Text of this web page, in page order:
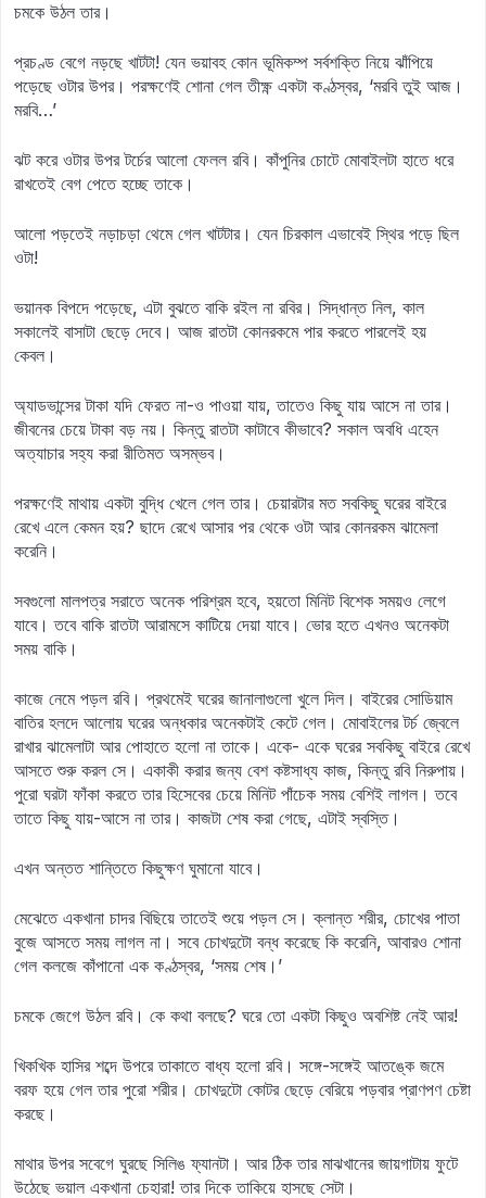
চমকে উঠল তার।
প্রচণ্ড বেগে নড়ছে খাটটা! যেন ভয়াবহ কোন ভূমিকম্প সর্বশক্তি নিয়ে ঝাঁপিয়ে
পড়েছে ওটার উপর। পরক্ষণেই শোনা গেল তীক্ষ্ণ একটা কণ্ঠস্বর, ‘মরবি তুই আজ।
মরবি…’
ঝট করে ওটার উপর টর্চের আলো ফেলল রবি। কাঁপুনির চোটে মোবাইলটা হাতে ধরে
রাখতেই বেগ পেতে হচ্ছে তাকে।
আলো পড়তেই নড়াচড়া থেমে গেল খাটটার। যেন চিরকাল এভাবেই স্থির পড়ে ছিল
ওটা!
ভয়ানক বিপদে পড়েছে, এটা বুঝতে বাকি রইল না রবির। সিদ্ধান্ত নিল, কাল
সকালেই বাসাটা ছেড়ে দেবে। আজ রাতটা কোনরকমে পার করতে পারলেই হয়
কেবল।
অ্যাডভান্সের টাকা যদি ফেরত না-ও পাওয়া যায়, তাতেও কিছু যায় আসে না তার।
জীবনের চেয়ে টাকা বড় নয়। কিন্তু রাতটা কাটাবে কীভাবে? সকাল অবধি এহেন
অত্যাচার সহ্য করা রীতিমত অসম্ভব।
পরক্ষণেই মাথায় একটা বুদ্ধি খেলে গেল তার। চেয়ারটার মত সবকিছু ঘরের বাইরে
রেখে এলে কেমন হয়? ছাদে রেখে আসার পর থেকে ওটা আর কোনরকম ঝামেলা
করেনি।
সবগুলো মালপত্র সরাতে অনেক পরিশ্রম হবে, হয়তো মিনিট বিশেক সময়ও লেগে
যাবে। তবে বাকি রাতটা আরামসে কাটিয়ে দেয়া যাবে। ভোর হতে এখনও অনেকটা
সময় বাকি।
কাজে নেমে পড়ল রবি। প্রথমেই ঘরের জানালাগুলো খুলে দিল। বাইরের সোডিয়াম
বাতির হলদে আলোয় ঘরের অন্ধকার অনেকটাই কেটে গেল। মোবাইলের টর্চ জ্বেলে
রাখার ঝামেলাটা আর পোহাতে হলো না তাকে। একে- একে ঘরের সবকিছু বাইরে রেখে
আসতে শুরু করল সে। একাকী করার জন্য বেশ কষ্টসাধ্য কাজ, কিন্তু রবি নিরুপায়।
পুরো ঘরটা ফাঁকা করতে তার হিসেবের চেয়ে মিনিট পাঁচেক সময় বেশিই লাগল। তবে
তাতে কিছু যায়-আসে না তার। কাজটা শেষ করা গেছে, এটাই স্বস্তি।
এখন অন্তত শান্তিতে কিছুক্ষণ ঘুমানো যাবে।
মেঝেতে একখানা চাদর বিছিয়ে তাতেই শুয়ে পড়ল সে। ক্লান্ত শরীর, চোখের পাতা
বুজে আসতে সময় লাগল না। সবে চোখদুটো বন্ধ করেছে কি করেনি, আবারও শোনা
গেল কলজে কাঁপানো এক কণ্ঠস্বর, ‘সময় শেষ।’
চমকে জেগে উঠল রবি। কে কথা বলছে? ঘরে তো একটা কিছুও অবশিষ্ট নেই আর!
খিকখিক হাসির শব্দে উপরে তাকাতে বাধ্য হলো রবি। সঙ্গে-সঙ্গেই আতঙ্কে জমে
বরফ হয়ে গেল তার পুরো শরীর। চোখদুটো কোটর ছেড়ে বেরিয়ে পড়বার প্রাণপণ চেষ্টা
করছে।
মাথার উপর সবেগে ঘুরছে সিলিঙ ফ্যানটা। আর ঠিক তার মাঝখানের জায়গাটায় ফুটে
উঠেছে ভয়াল একখানা চেহারা! তার দিকে তাকিয়ে হাসছে সেটা।